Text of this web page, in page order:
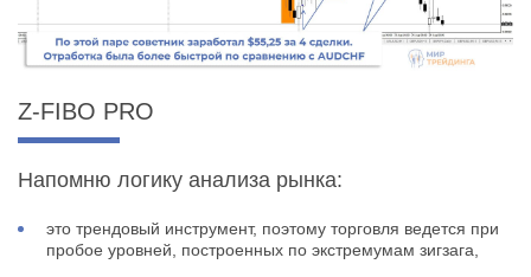
Z-FIBO PRO
Напомню логику анализа рынка:
это трендовый инструмент, поэтому торговля ведется при
пробое уровней, построенных по экстремумам зигзага,